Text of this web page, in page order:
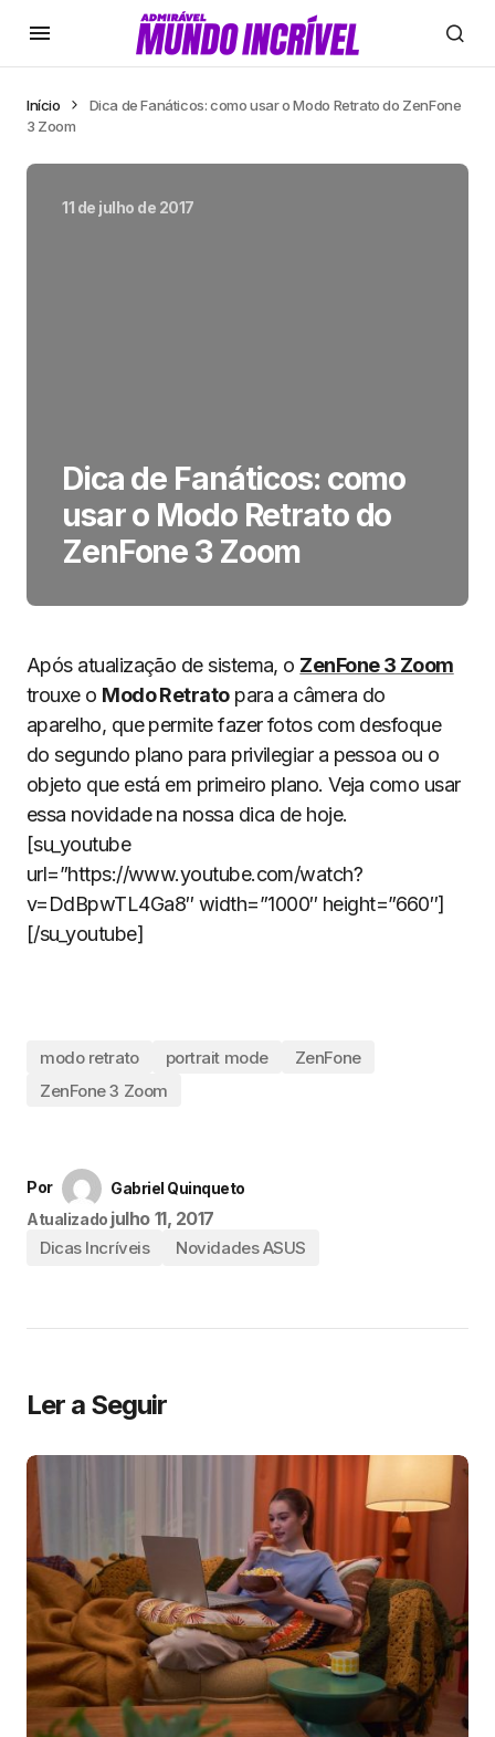
Início
Dica de Fanáticos: como usar o Modo Retrato do ZenFone
3 Zoom
11 de julho de 2017
Dica de Fanáticos: como
usar o Modo Retrato do
ZenFone 3 Zoom
Após atualização de sistema, o ZenFone 3 Zoom
trouxe o Modo Retratopara a câmera do
aparelho, que permite fazer fotos com desfoque
do segundo plano para privilegiar a pessoa ou o
objeto que está em primeiro plano. Veja como usar
essa novidade na nossa dica de hoje.
[su_youtube
url=”https://www.youtube.com/watch?
v=DdBpwTL4Ga8″ width=”1000″ height=”660″]
[/su_youtube]
modo retrato portrait mode
ZenFone
ZenFone 3 Zoom
Por
Gabriel Quinqueto
Atualizado julho 11, 2017
Dicas Incríveis Novidades ASUS
Ler a Seguir